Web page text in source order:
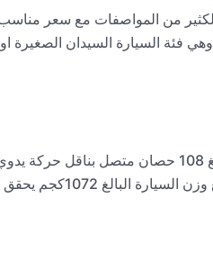
مازدا 2 بشكل انيق وحجم صغير وانيق . تأتي السيارة مازدا 2 لتوفر الكثير من المواصفات مع سعر
فئة السيارة السيدان الصغيرة او
في مصر مزودة بمحرك 1500 سي سي سكاي اكتيف يولد قدرة حصانية تبلغ 108 حصان متصل بناقل حركة
او اوتوماتيك 6 سرعات . يعمل بشكل جيد مع بنزين 92 . قدرة المحرك البالغة 108 حصان مع وزن السيارة البالغ 1072كجم يحقق